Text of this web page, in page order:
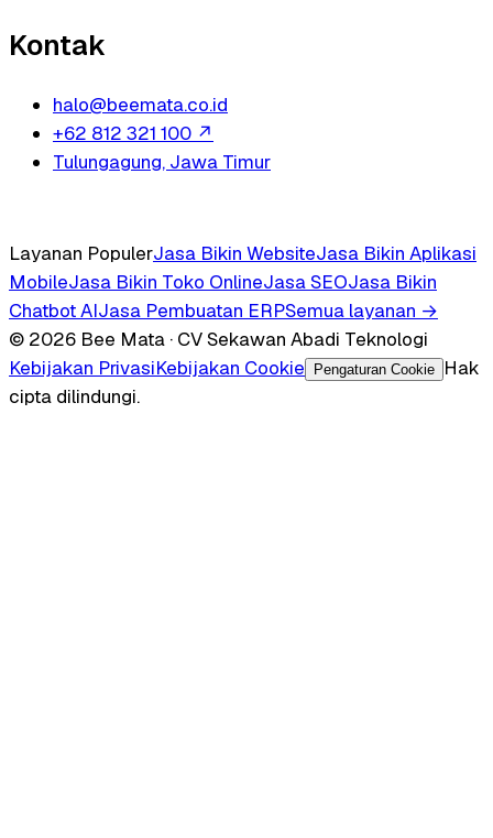
Kontak
halo@beemata.co.id
+62 812 321 100 ↗
Tulungagung, Jawa Timur
Layanan PopulerJasa Bikin WebsiteJasa Bikin Aplikasi
MobileJasa Bikin Toko OnlineJasa SEOJasa Bikin
Chatbot AIJasa Pembuatan ERPSemua layanan →
© 2026 Bee Mata · CV Sekawan Abadi Teknologi
Kebijakan PrivasiKebijakan Cookie Pengaturan Cookie
Hak
cipta dilindungi.